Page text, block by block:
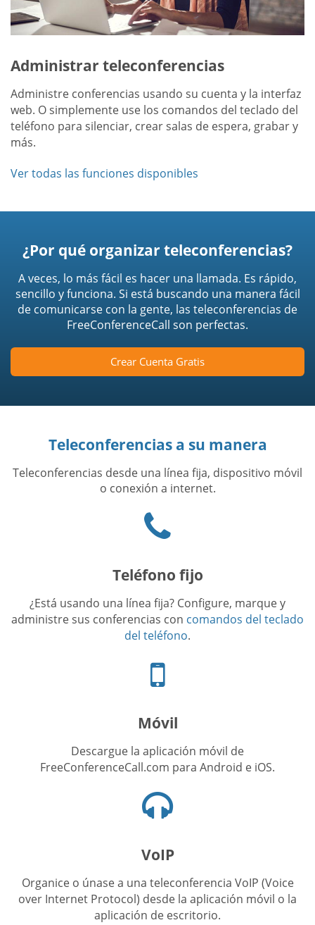
Administrar teleconferencias
Administre conferencias usando su cuenta y la interfaz
web. O simplemente use los comandos del teclado del
teléfono para silenciar, crear salas de espera, grabar y
más.
Ver todas las funciones disponibles
¿Por qué organizar teleconferencias?
A veces, lo más fácil es hacer una llamada. Es rápido,
sencillo y funciona. Si está buscando una manera fácil
de comunicarse con la gente, las teleconferencias de
FreeConferenceCall son perfectas.
Crear Cuenta Gratis
Teleconferencias a su manera
Teleconferencias desde una línea fija, dispositivo móvil
o conexión a internet.
icon
Teléfono fijo
¿Está usando una línea fija? Configure, marque y
administre sus conferencias con comandos del teclado
del teléfono.
Icono
de
celular
Móvil
Descargue la aplicación móvil de
FreeConferenceCall.com para Android e iOS.
de
VoIP
Organice o únase a una teleconferencia VoIP (Voice
over Internet Protocol) desde la aplicación móvil o la
aplicación de escritorio.